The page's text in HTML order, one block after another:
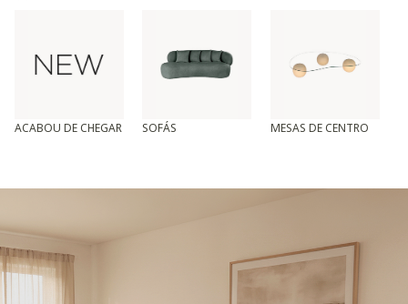
ACABOU DE CHEGAR SOFÁS MESAS DE CENTRO